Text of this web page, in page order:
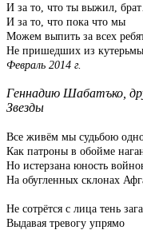
И за то, что ты выжил,
И за то, что пока что мы
Можем выпить за всех
Не пришедших из кутерьмы.
Февраль 2014 г.
Геннадию Шабатъко,
Звезды
Все живём мы судьбою
Как патроны в обойме
Но истерзана юность
На обугленных склонах
Не сотрётся с лица тень
Выдавая тревогу упрямо